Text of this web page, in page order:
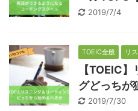
2019/7/4
TOEIC全般 リ
【TOEIC
グどっちが
2019/7/30